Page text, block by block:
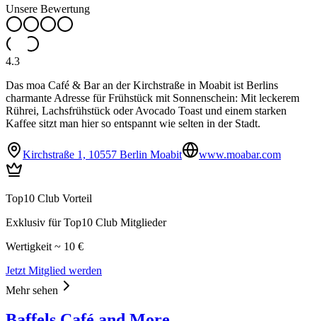
Unsere Bewertung
4.3
Das moa Café & Bar an der Kirchstraße in Moabit ist Berlins
charmante Adresse für Frühstück mit Sonnenschein: Mit leckerem
Rührei, Lachsfrühstück oder Avocado Toast und einem starken
Kaffee sitzt man hier so entspannt wie selten in der Stadt.
Kirchstraße 1, 10557 Berlin Moabit www.moabar.com
Top10 Club Vorteil
Exklusiv für Top10 Club Mitglieder
Wertigkeit ~ 10 €
Jetzt Mitglied werden
Mehr sehen